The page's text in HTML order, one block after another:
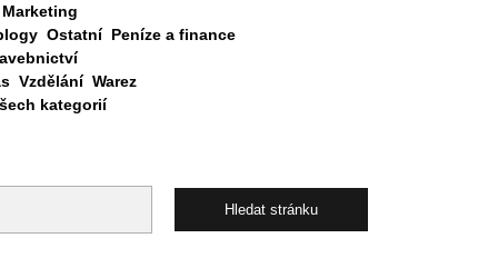
Marketing
Ostatní Peníze a finance
Vzdělání Warez
kategorií